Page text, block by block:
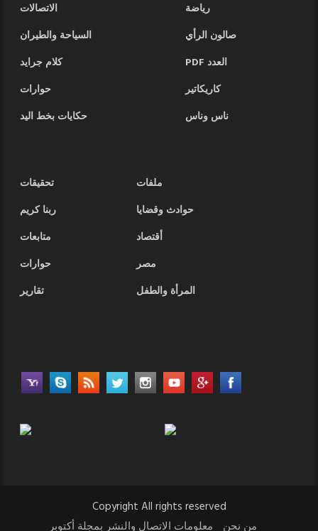
رياضة
الاتصالات
صالون الرأي
السياحة والطيران
العدد PDF
كلام جرايد
كاريكاتير
حوارات
ناس وناس
حكايات بخط اليد
ملفات
تحقيقات
حوادث وقضايا
ربنا كريم
أقتصاد
متابعات
مصر
حوارات
المرأة والطفل
تقارير
Copyright All rights reserved
من نحن
معلومات الاتصال والنشر بمجلة أكتوبر